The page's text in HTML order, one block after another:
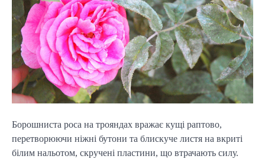
Борошниста роса на трояндах вражає кущі раптово,
перетворюючи ніжні бутони та блискуче листя на вкриті
білим нальотом, скручені пластини, що втрачають силу.